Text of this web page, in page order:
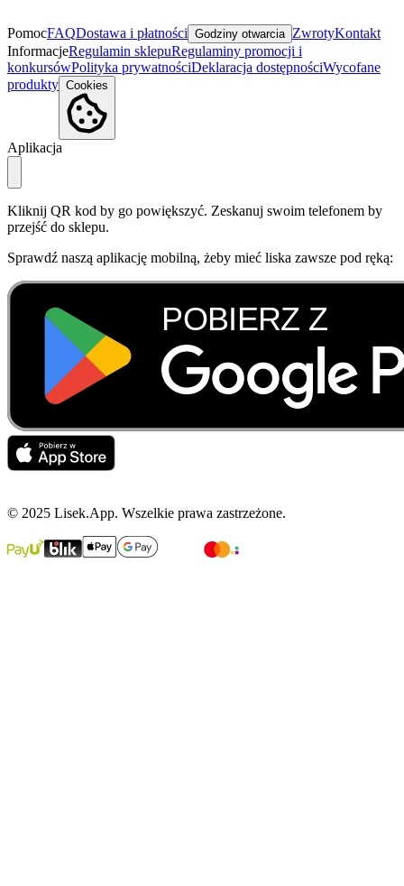
PomocFAQDostawa i płatności Godziny otwarcia ZwrotyKontakt
InformacjeRegulamin sklepuRegulaminy promocji i
konkursówPolityka prywatnościDeklaracja dostępnościWycofane
produkty Cookies
Aplikacja
Kliknij QR kod by go powiększyć. Zeskanuj swoim telefonem by
przejść do sklepu.
Sprawdź naszą aplikację mobilną, żeby mieć liska zawsze pod ręką:
© 2025 Lisek.App. Wszelkie prawa zastrzeżone.